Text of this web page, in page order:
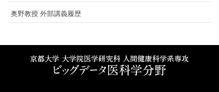
奥野教授 外部講義履歴